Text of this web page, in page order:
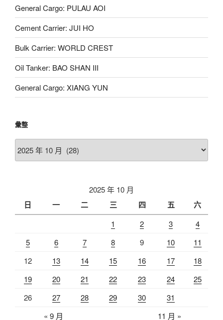
General Cargo: PULAU AOI
Cement Carrier: JUI HO
Bulk Carrier: WORLD CREST
Oil Tanker: BAO SHAN III
General Cargo: XIANG YUN
彙整
整
2025 年 10 月
日 一 二 三 四 五 六
1 2 3
4
5
6 7 8 9 10
11
12
13 14 15 16 17
18
19
20 21 22 23 24
25
26
27 28 29 30
31
« 9 月
11 月 »